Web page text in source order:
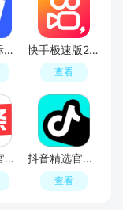
roblox国际服官方正版 快手极速版2026最新版
查看
今日头条官方正版 抖音精选官方正版新版本
查看